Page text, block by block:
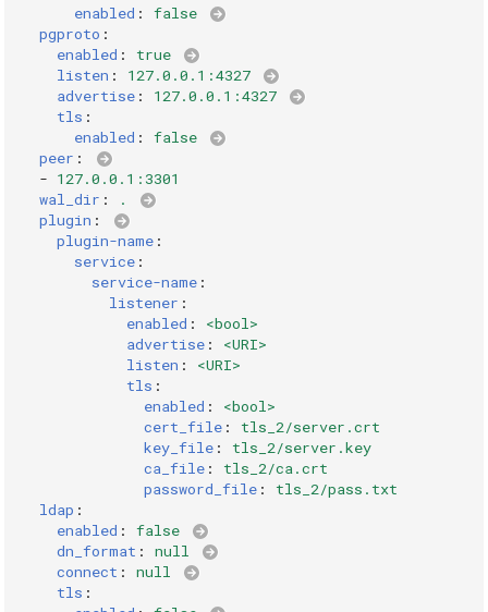
enabled :
false
pgproto :
enabled :
true
listen :
127.0.0.1:4327
advertise :
127.0.0.1:4327
tls :
enabled :
false
peer :
- 127.0.0.1:3301
wal_dir :
.
plugin :
plugin-name :
service :
service-name :
listener :
enabled :
<bool>
advertise :
<URI>
listen :
<URI>
tls :
enabled :
<bool>
cert_file :
tls_2/server.crt
key_file :
tls_2/server.key
ca_file :
tls_2/ca.crt
password_file :
tls_2/pass.txt
ldap :
enabled :
false
dn_format :
null
connect :
null
tls :